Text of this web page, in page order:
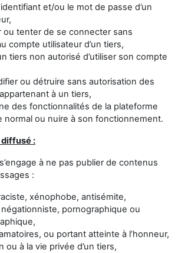
et/ou le mot de passe d’un
ou tenter de se connecter sans
compte utilisateur d’un tiers,
tiers non autorisé d’utiliser son compte
ou détruire sans autorisation des
à un tiers,
des fonctionnalités de la plateforme
normal ou nuire à son fonctionnement.
:
à ne pas publier de contenus
:
xénophobe, antisémite,
pornographique ou
ou portant atteinte à l’honneur,
ou à la vie privée d’un tiers,